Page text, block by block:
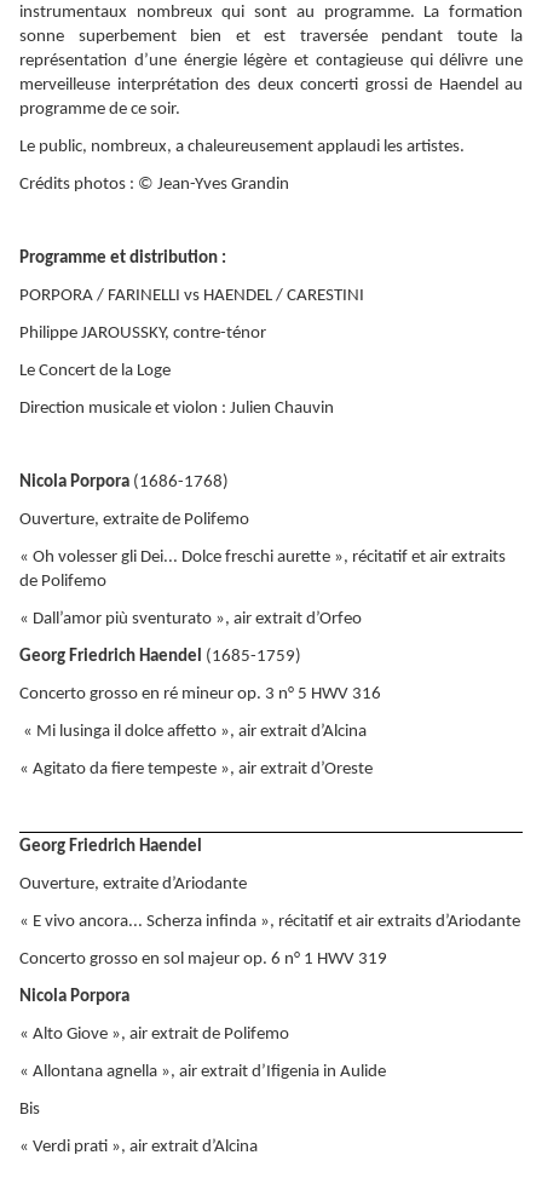
instrumentaux nombreux qui sont au programme. La formation
sonne superbement bien et est traversée pendant toute la
représentation d’une énergie légère et contagieuse qui délivre une
merveilleuse interprétation des deux concerti grossi de Haendel au
programme de ce soir.
Le public, nombreux, a chaleureusement applaudi les artistes.
Crédits photos : © Jean-Yves Grandin
Programme et distribution :
PORPORA / FARINELLI vs HAENDEL / CARESTINI
Philippe JAROUSSKY, contre-ténor
Le Concert de la Loge
Direction musicale et violon : Julien Chauvin
Nicola Porpora (1686-1768)
Ouverture, extraite de Polifemo
« Oh volesser gli Dei... Dolce freschi aurette », récitatif et air extraits
de Polifemo
« Dall’amor più sventurato », air extrait d’Orfeo
Georg Friedrich Haendel (1685-1759)
Concerto grosso en ré mineur op. 3 n° 5 HWV 316
« Mi lusinga il dolce affetto », air extrait d’Alcina
« Agitato da fiere tempeste », air extrait d’Oreste
Georg Friedrich Haendel
Ouverture, extraite d’Ariodante
« E vivo ancora... Scherza infinda », récitatif et air extraits d’Ariodante
Concerto grosso en sol majeur op. 6 n° 1 HWV 319
Nicola Porpora
« Alto Giove », air extrait de Polifemo
« Allontana agnella », air extrait d’Ifigenia in Aulide
Bis
« Verdi prati », air extrait d’Alcina